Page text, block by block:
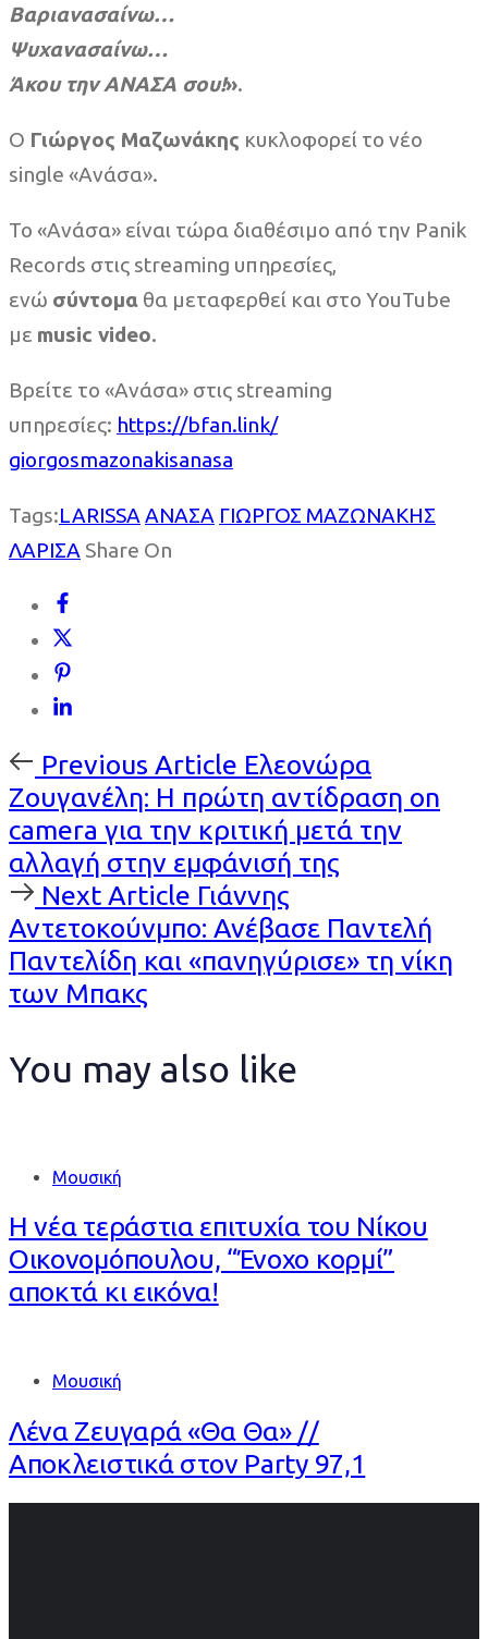
Βαριανασαίνω…
Ψυχανασαίνω…
Άκου την ΑΝΑΣΑ σου!».
Ο Γιώργος Μαζωνάκης κυκλοφορεί το νέο
single «Ανάσα».
Το «Ανάσα» είναι τώρα διαθέσιμο από την Panik
Records στις streaming υπηρεσίες,
ενώ σύντομα θα μεταφερθεί και στο YouTube
με music video.
Βρείτε το «Ανάσα» στις streaming
υπηρεσίες: https://bfan.link/
giorgosmazonakisanasa
Tags:LARISSA ΑΝΑΣΑ ΓΙΩΡΓΟΣ ΜΑΖΩΝΑΚΗΣ
ΛΑΡΙΣΑ Share On
Previous
Article
Previous Article Ελεονώρα
Ζουγανέλη: Η πρώτη αντίδραση on
camera για την κριτική μετά την
αλλαγή στην εμφάνισή της
Next
Article
Next Article Γιάννης
Αντετοκούνμπο: Ανέβασε Παντελή
Παντελίδη και «πανηγύρισε» τη νίκη
των Μπακς
You may also like
Μουσική
Η νέα τεράστια επιτυχία του Νίκου
Οικονομόπουλου, “Ένοχο κορμί”
αποκτά κι εικόνα!
Μουσική
Λένα Ζευγαρά «Θα Θα» //
Αποκλειστικά στον Party 97,1